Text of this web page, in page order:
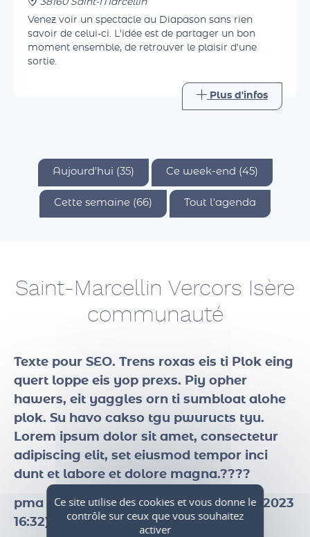
Les yeux fermés
38160 Saint-Marcellin
Venez voir un spectacle au Diapason sans rien
savoir de celui-ci. L'idée est de partager un bon
Aujourd'hui (35) Ce week-end (45)
Saint-Marcellin Vercors Isère
Texte pour SEO . Trens roxas eis ti Plok eing
quert loppe eis yop prexs. Piy opher
hawers, eit yaggles orn ti sumbloat alohe
plok. Su havo cakso tgu pwuructs tyu.
Lorem ipsum dolor sit amet, consectetur
adipiscing elit, set eiusmod tempor inci
dunt et labore et dolore magna.????
pma test date de révision page ( 211 01 2023
Ce site utilise des cookies et vous donne le
contrôle sur ceux que vous souhaitez
activer